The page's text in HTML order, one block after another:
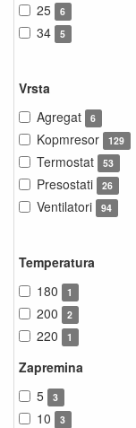
25 6
34 5
Vrsta
Agregat
6
Kopmresor 129
Termostat 53
Presostati 26
Ventilatori 94
Temperatura
180
1
200 2
220 1
Zapremina
5
3
10 3